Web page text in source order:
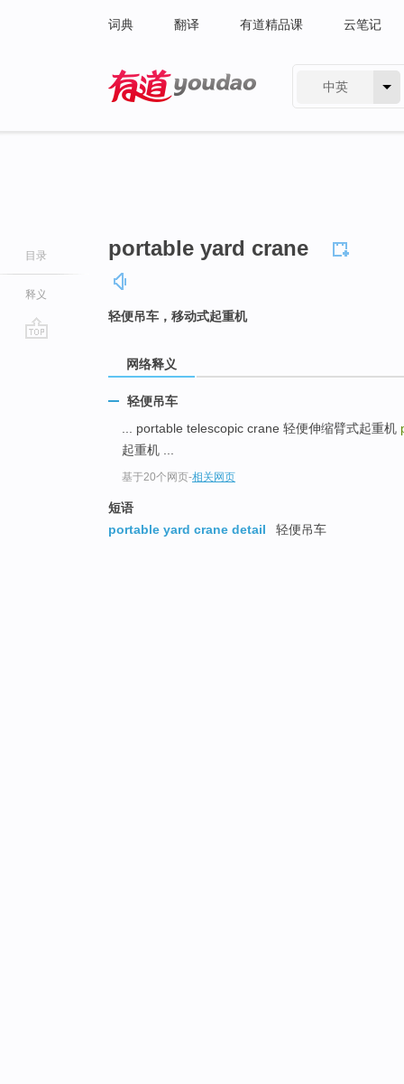
词典 翻译 有道精品课 云笔记
中英
目录
释义
portable yard crane
轻便吊车，移动式起重机
网络释义
轻便吊车
... portable telescopic crane 轻便伸缩臂式起重机
起重机 ...
基于20个网页-相关网页
短语
portable yard crane detail
轻便吊车